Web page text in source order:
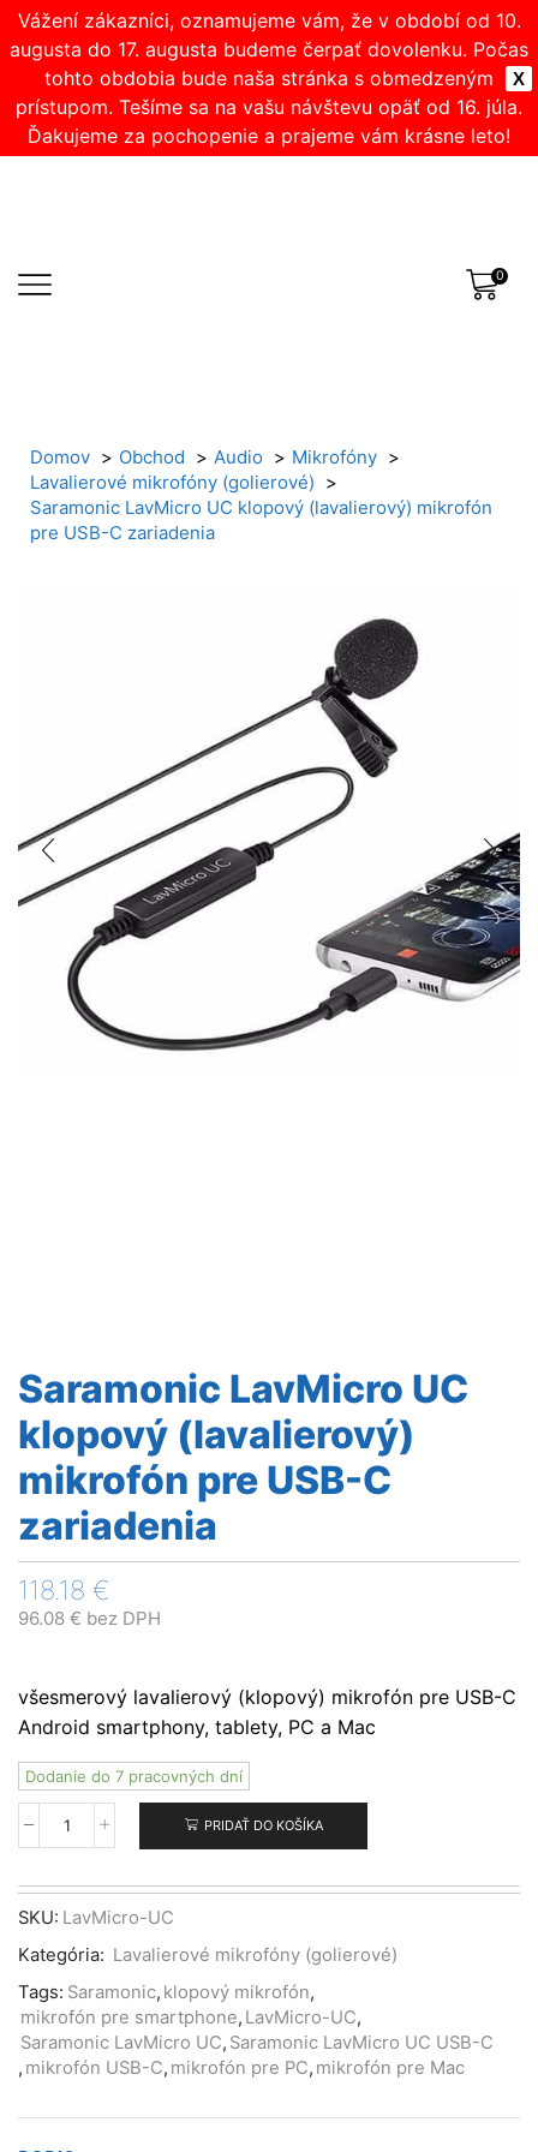
X
Vážení zákazníci, oznamujeme vám, že v období od 10.
augusta do 17. augusta budeme čerpať dovolenku. Počas
tohto obdobia bude naša stránka s obmedzeným
prístupom. Tešíme sa na vašu návštevu opäť od 16. júla.
Ďakujeme za pochopenie a prajeme vám krásne leto!
0
Domov Obchod Audio
Mikrofóny
Lavalierové mikrofóny (golierové)
Saramonic LavMicro UC klopový (lavalierový) mikrofón
pre USB-C zariadenia
Saramonic LavMicro UC
klopový (lavalierový)
mikrofón pre USB-C
zariadenia
118.18 €
96.08 € bez DPH
všesmerový lavalierový (klopový) mikrofón pre USB-C
Android smartphony, tablety, PC a Mac
Dodanie do 7 pracovných dní
množstvo
LavMicro
UC
(lavalierový)
mikrofón
pre
USB-
C
PRIDAŤ DO KOŠÍKA
SKU: LavMicro-UC
Kategória: Lavalierové mikrofóny (golierové)
Tags: Saramonic, klopový mikrofón,
mikrofón pre smartphone, LavMicro-UC,
Saramonic LavMicro UC, Saramonic LavMicro UC USB-C
, mikrofón USB-C, mikrofón pre PC, mikrofón pre Mac